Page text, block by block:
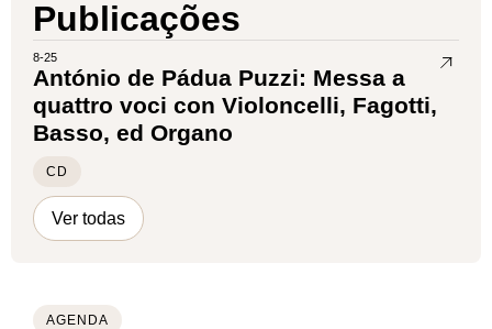
Publicações
8-25
António de Pádua Puzzi: Messa a
quattro voci con Violoncelli, Fagotti,
Basso, ed Organo
CD
Ver todas
AGENDA